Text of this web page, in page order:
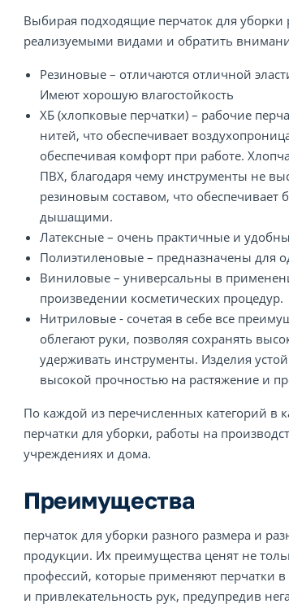
Выбирая подходящие перчаток для уборки
реализуемыми видами и обратить
Резиновые – отличаются отличной
Имеют хорошую влагостойкость
ХБ (хлопковые перчатки) – рабочие
нитей, что обеспечивает
обеспечивая комфорт при работе.
ПВХ, благодаря чему инструменты не
резиновым составом, что обеспечивает
дышащими.
Латексные – очень практичные и
Полиэтиленовые – предназначены для
Виниловые – универсальны в
произведении косметических процедур.
Нитриловые - сочетая в себе все
облегают руки, позволяя сохранять
удерживать инструменты. Изделия
высокой прочностью на растяжение и
По каждой из перечисленных категорий в
перчатки для уборки, работы на
учреждениях и дома.
Преимущества
перчаток для уборки разного размера и
продукции. Их преимущества ценят не
профессий, которые применяют перчатки
и привлекательность рук, предупредив